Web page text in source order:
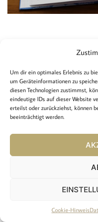
Um dir ein optimales Erlebnis zu
um Geräteinformationen zu
diesen Technologien zustimmst,
eindeutige IDs auf dieser Website
erteilst oder zurückziehst, können
beeinträchtigt werden.
Cookie-Hinweis
Impressum
Cookie-Hinweis
Datenschutzerklärung
Copyright:
2024 Kreative Bücher /